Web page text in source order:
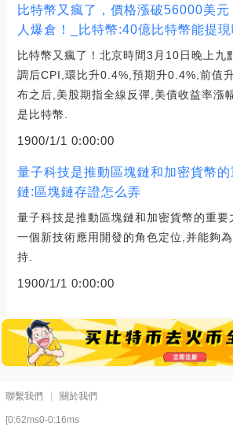
比特幣又瘋了，價格漲破56000美
人爆倉！_比特幣:40億比特幣能提現
比特幣又瘋了！北京時間3月10日晚上九
調后CPI,環比升0.4%,預期升0.4%,前值
布之后,美股期指全線反彈,美債收益率漲
是比特幣.
1900/1/1 0:00:00
量子科技是推動區塊鏈和加密貨幣
鏈:區塊鏈存證怎么弄
量子科技是推動區塊鏈和加密貨幣的重要
一個新技術應用開發的角色定位,并能夠
持.
1900/1/1 0:00:00
聯繫我們 關於我們
[0:62ms0-0:16ms